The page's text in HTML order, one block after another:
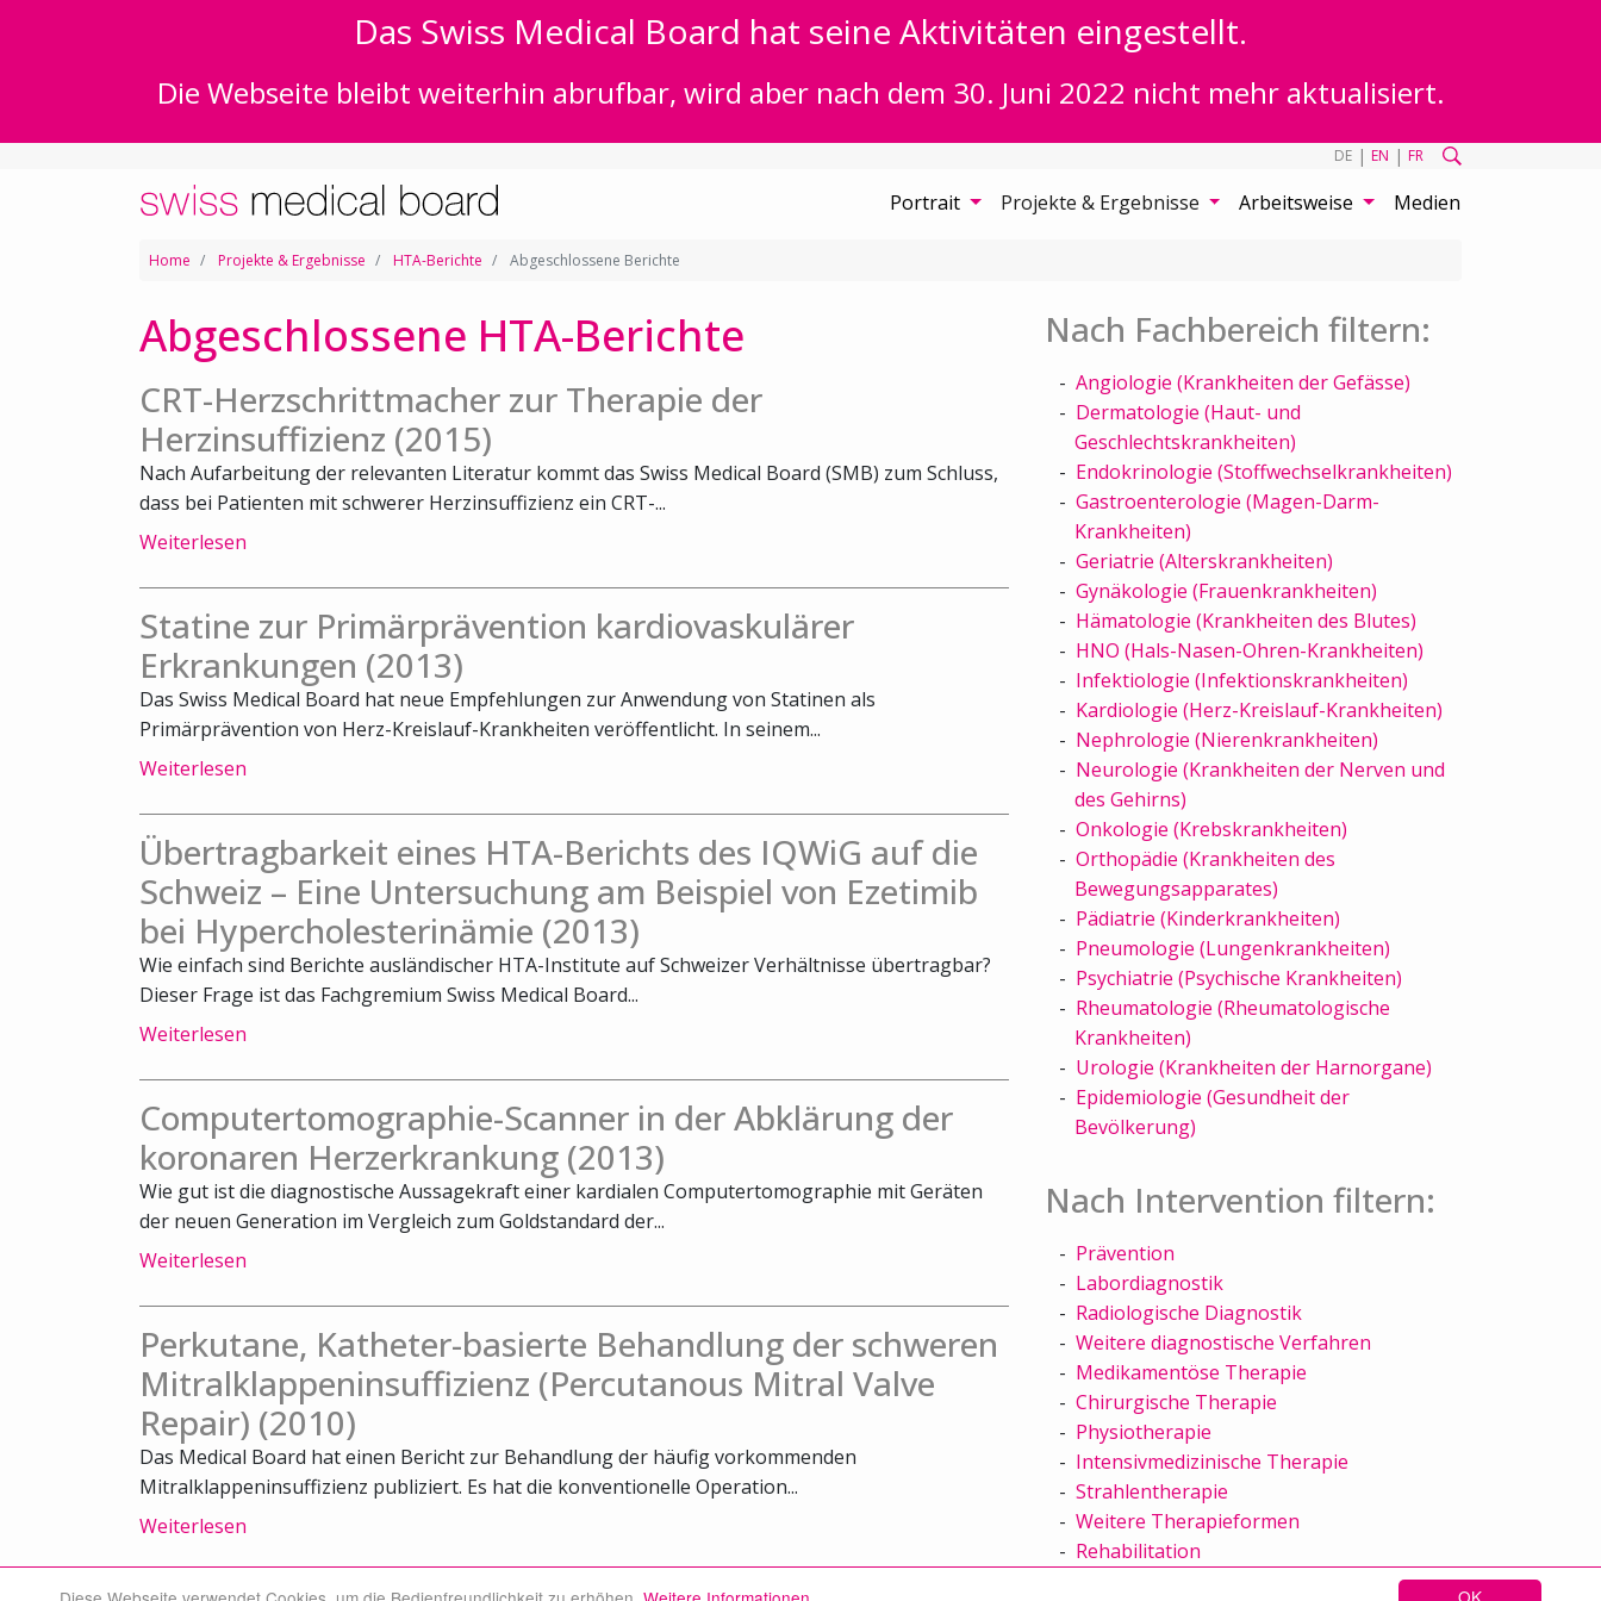
OK
Das Swiss Medical Board hat seine Aktivitäten eingestellt.
Die Webseite bleibt weiterhin abrufbar, wird aber nach dem 30. Juni 2022 nicht mehr aktualisiert.
DE | EN | FR
Portrait Projekte & Ergebnisse Arbeitsweise Medien
Home Projekte & Ergebnisse HTA-Berichte Abgeschlossene Berichte
Abgeschlossene HTA-Berichte
CRT-Herzschrittmacher zur Therapie der
Herzinsuffizienz (2015)
Nach Aufarbeitung der relevanten Literatur kommt das Swiss Medical Board (SMB) zum Schluss,
dass bei Patienten mit schwerer Herzinsuffizienz ein CRT-...
Weiterlesen
Statine zur Primärprävention kardiovaskulärer
Erkrankungen (2013)
Das Swiss Medical Board hat neue Empfehlungen zur Anwendung von Statinen als
Primärprävention von Herz-Kreislauf-Krankheiten veröffentlicht. In seinem...
Weiterlesen
Übertragbarkeit eines HTA-Berichts des IQWiG auf die
Schweiz – Eine Untersuchung am Beispiel von Ezetimib
bei Hypercholesterinämie (2013)
Wie einfach sind Berichte ausländischer HTA-Institute auf Schweizer Verhältnisse übertragbar?
Dieser Frage ist das Fachgremium Swiss Medical Board...
Weiterlesen
Computertomographie-Scanner in der Abklärung der
koronaren Herzerkrankung (2013)
Wie gut ist die diagnostische Aussagekraft einer kardialen Computertomographie mit Geräten
der neuen Generation im Vergleich zum Goldstandard der...
Weiterlesen
Perkutane, Katheter-basierte Behandlung der schweren
Mitralklappeninsuffizienz (Percutanous Mitral Valve
Repair) (2010)
Das Medical Board hat einen Bericht zur Behandlung der häufig vorkommenden
Mitralklappeninsuffizienz publiziert. Es hat die konventionelle Operation...
Weiterlesen
Nach Fachbereich filtern:
Angiologie (Krankheiten der Gefässe)
Dermatologie (Haut- und
Geschlechtskrankheiten)
Endokrinologie (Stoffwechselkrankheiten)
Gastroenterologie (Magen-Darm-
Krankheiten)
Geriatrie (Alterskrankheiten)
Gynäkologie (Frauenkrankheiten)
Hämatologie (Krankheiten des Blutes)
HNO (Hals-Nasen-Ohren-Krankheiten)
Infektiologie (Infektionskrankheiten)
Kardiologie (Herz-Kreislauf-Krankheiten)
Nephrologie (Nierenkrankheiten)
Neurologie (Krankheiten der Nerven und
des Gehirns)
Onkologie (Krebskrankheiten)
Orthopädie (Krankheiten des
Bewegungsapparates)
Pädiatrie (Kinderkrankheiten)
Pneumologie (Lungenkrankheiten)
Psychiatrie (Psychische Krankheiten)
Rheumatologie (Rheumatologische
Krankheiten)
Urologie (Krankheiten der Harnorgane)
Epidemiologie (Gesundheit der
Bevölkerung)
Nach Intervention filtern:
Prävention
Labordiagnostik
Radiologische Diagnostik
Weitere diagnostische Verfahren
Medikamentöse Therapie
Chirurgische Therapie
Physiotherapie
Intensivmedizinische Therapie
Strahlentherapie
Weitere Therapieformen
Rehabilitation